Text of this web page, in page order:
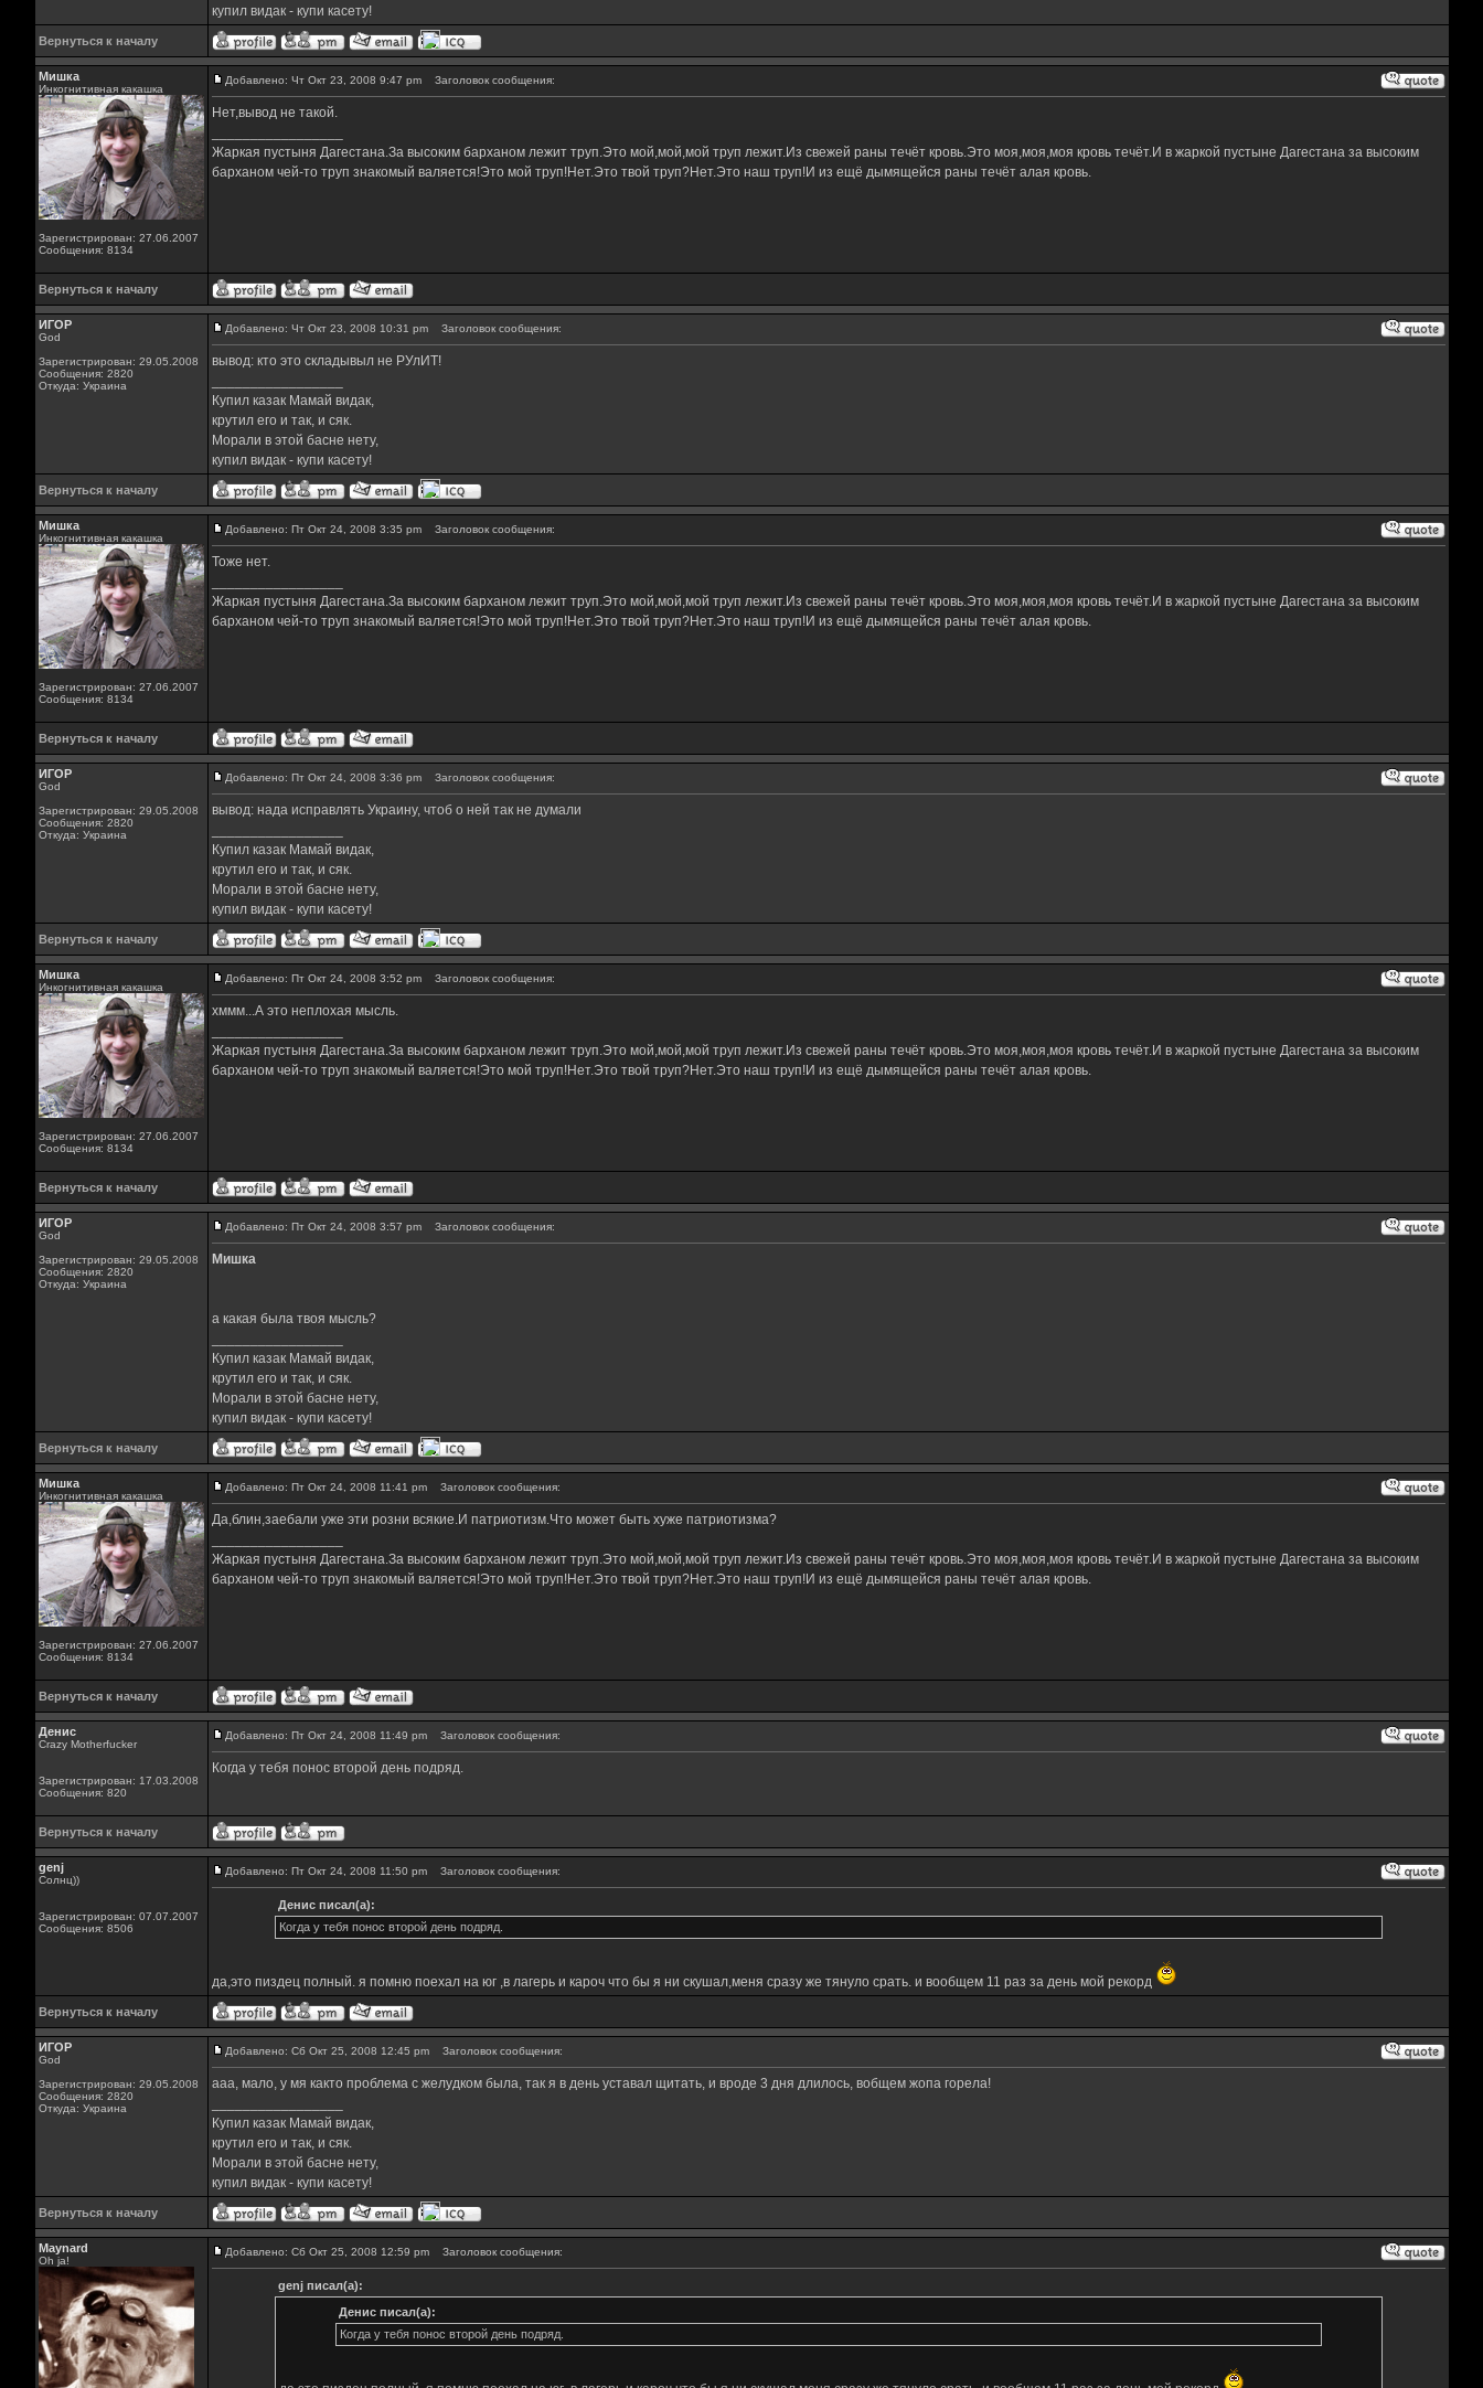
купил видак - купи касету!
Вернуться к началу
Мишка
Инкогнитивная какашка
Зарегистрирован: 27.06.2007
Сообщения: 8134
Добавлено: Чт Окт 23, 2008 9:47 pm Заголовок сообщения:
Нет,вывод не такой.
Жаркая пустыня Дагестана.За высоким барханом лежит труп.Это мой,мой,мой труп лежит.Из свежей раны течёт кровь.Это моя,моя,моя кровь течёт.И в жаркой пустыне Дагестана за высоким
барханом чей-то труп знакомый валяется!Это мой труп!Нет.Это твой труп?Нет.Это наш труп!И из ещё дымящейся раны течёт алая кровь.
Вернуться к началу
ИГОР
God
Зарегистрирован: 29.05.2008
Сообщения: 2820
Откуда: Украина
Добавлено: Чт Окт 23, 2008 10:31 pm Заголовок сообщения:
вывод: кто это складывыл не РУлИТ!
Купил казак Мамай видак,
крутил его и так, и сяк.
Морали в этой басне нету,
купил видак - купи касету!
Вернуться к началу
Мишка
Инкогнитивная какашка
Зарегистрирован: 27.06.2007
Сообщения: 8134
Добавлено: Пт Окт 24, 2008 3:35 pm Заголовок сообщения:
Тоже нет.
Жаркая пустыня Дагестана.За высоким барханом лежит труп.Это мой,мой,мой труп лежит.Из свежей раны течёт кровь.Это моя,моя,моя кровь течёт.И в жаркой пустыне Дагестана за высоким
барханом чей-то труп знакомый валяется!Это мой труп!Нет.Это твой труп?Нет.Это наш труп!И из ещё дымящейся раны течёт алая кровь.
Вернуться к началу
ИГОР
God
Зарегистрирован: 29.05.2008
Сообщения: 2820
Откуда: Украина
Добавлено: Пт Окт 24, 2008 3:36 pm Заголовок сообщения:
вывод: нада исправлять Украину, чтоб о ней так не думали
Купил казак Мамай видак,
крутил его и так, и сяк.
Морали в этой басне нету,
купил видак - купи касету!
Вернуться к началу
Мишка
Инкогнитивная какашка
Зарегистрирован: 27.06.2007
Сообщения: 8134
Добавлено: Пт Окт 24, 2008 3:52 pm Заголовок сообщения:
хммм...А это неплохая мысль.
Жаркая пустыня Дагестана.За высоким барханом лежит труп.Это мой,мой,мой труп лежит.Из свежей раны течёт кровь.Это моя,моя,моя кровь течёт.И в жаркой пустыне Дагестана за высоким
барханом чей-то труп знакомый валяется!Это мой труп!Нет.Это твой труп?Нет.Это наш труп!И из ещё дымящейся раны течёт алая кровь.
Вернуться к началу
ИГОР
God
Зарегистрирован: 29.05.2008
Сообщения: 2820
Откуда: Украина
Добавлено: Пт Окт 24, 2008 3:57 pm Заголовок сообщения:
Мишка
а какая была твоя мысль?
Купил казак Мамай видак,
крутил его и так, и сяк.
Морали в этой басне нету,
купил видак - купи касету!
Вернуться к началу
Мишка
Инкогнитивная какашка
Зарегистрирован: 27.06.2007
Сообщения: 8134
Добавлено: Пт Окт 24, 2008 11:41 pm Заголовок сообщения:
Да,блин,заебали уже эти розни всякие.И патриотизм.Что может быть хуже патриотизма?
Жаркая пустыня Дагестана.За высоким барханом лежит труп.Это мой,мой,мой труп лежит.Из свежей раны течёт кровь.Это моя,моя,моя кровь течёт.И в жаркой пустыне Дагестана за высоким
барханом чей-то труп знакомый валяется!Это мой труп!Нет.Это твой труп?Нет.Это наш труп!И из ещё дымящейся раны течёт алая кровь.
Вернуться к началу
Денис
Crazy Motherfucker
Зарегистрирован: 17.03.2008
Сообщения: 820
Добавлено: Пт Окт 24, 2008 11:49 pm Заголовок сообщения:
Когда у тебя понос второй день подряд.
Вернуться к началу
genj
Солнц))
Зарегистрирован: 07.07.2007
Сообщения: 8506
Добавлено: Пт Окт 24, 2008 11:50 pm Заголовок сообщения:
Денис писал(а):
Когда у тебя понос второй день подряд.
да,это пиздец полный. я помню поехал на юг ,в лагерь и кароч что бы я ни скушал,меня сразу же тянуло срать. и вообщем 11 раз за день мой рекорд
Вернуться к началу
ИГОР
God
Зарегистрирован: 29.05.2008
Сообщения: 2820
Откуда: Украина
Добавлено: Сб Окт 25, 2008 12:45 pm Заголовок сообщения:
ааа, мало, у мя както проблема с желудком была, так я в день уставал щитать, и вроде 3 дня длилось, вобщем жопа горела!
Купил казак Мамай видак,
крутил его и так, и сяк.
Морали в этой басне нету,
купил видак - купи касету!
Вернуться к началу
Maynard
Oh ja!
Добавлено: Сб Окт 25, 2008 12:59 pm Заголовок сообщения:
genj писал(а):
Денис писал(а):
Когда у тебя понос второй день подряд.